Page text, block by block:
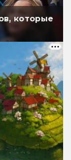
которые